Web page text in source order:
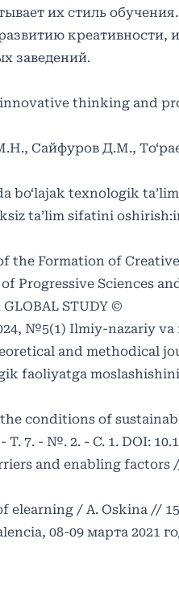
их стиль обучения.
креативности, и
заведений.
thinking and
Сайфуров Д.М.,
bo‘lajak texnologik ta’lim
ta’lim sifatini
the Formation of
Progressive Sciences
STUDY ©
№5(1) Ilmiy-nazariy
and methodical
faoliyatga
conditions of
7. - №. 2. - С. 1. DOI:
and enabling factors
elearning / A. Oskina //
08-09 марта 2021